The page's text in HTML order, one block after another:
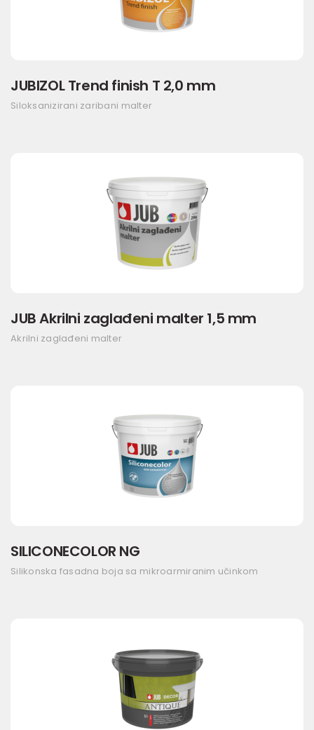
JUBIZOL Trend finish T 2,0 mm
Siloksanizirani zaribani malter
JUB Akrilni zaglađeni malter 1,5 mm
Akrilni zaglađeni malter
SILICONECOLOR NG
Silikonska fasadna boja sa mikroarmiranim učinkom